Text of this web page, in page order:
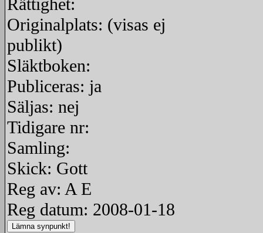
Rättighet:
Originalplats: (visas ej
publikt)
Släktboken:
Publiceras: ja
Säljas: nej
Tidigare nr:
Samling:
Skick: Gott
Reg av: A E
Reg datum: 2008-01-18